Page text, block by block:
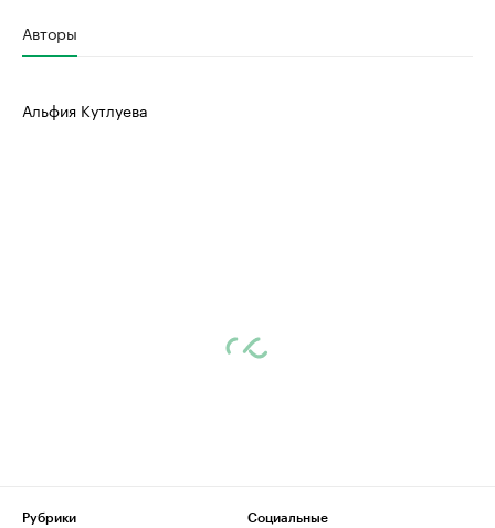
Авторы
Альфия Кутлуева
Рубрики
Социальные